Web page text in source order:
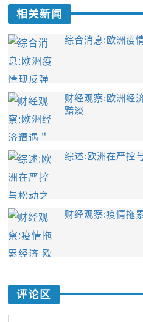
相关新闻
综合消息:欧洲疫
财经观察:欧洲经
黯淡
综述:欧洲在严控
财经观察:疫情拖
评论区